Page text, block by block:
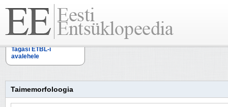
Tagasi ETBL-i
avalehele
Taimemorfoloogia